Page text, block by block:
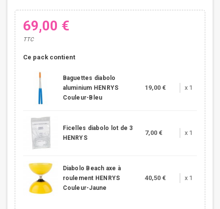
69,00 €
TTC
Ce pack contient
Baguettes diabolo
aluminium HENRYS
Couleur-Bleu
19,00 € x 1
Ficelles diabolo lot de 3
HENRYS
7,00 € x 1
Diabolo Beach axe à
roulement HENRYS
Couleur-Jaune
40,50 € x 1